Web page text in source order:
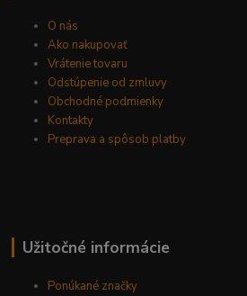
O nás
Ako nakupovať
Vrátenie tovaru
Odstúpenie od zmluvy
Obchodné podmienky
Kontakty
Preprava a spôsob platby
Užitočné informácie
Ponúkané značky